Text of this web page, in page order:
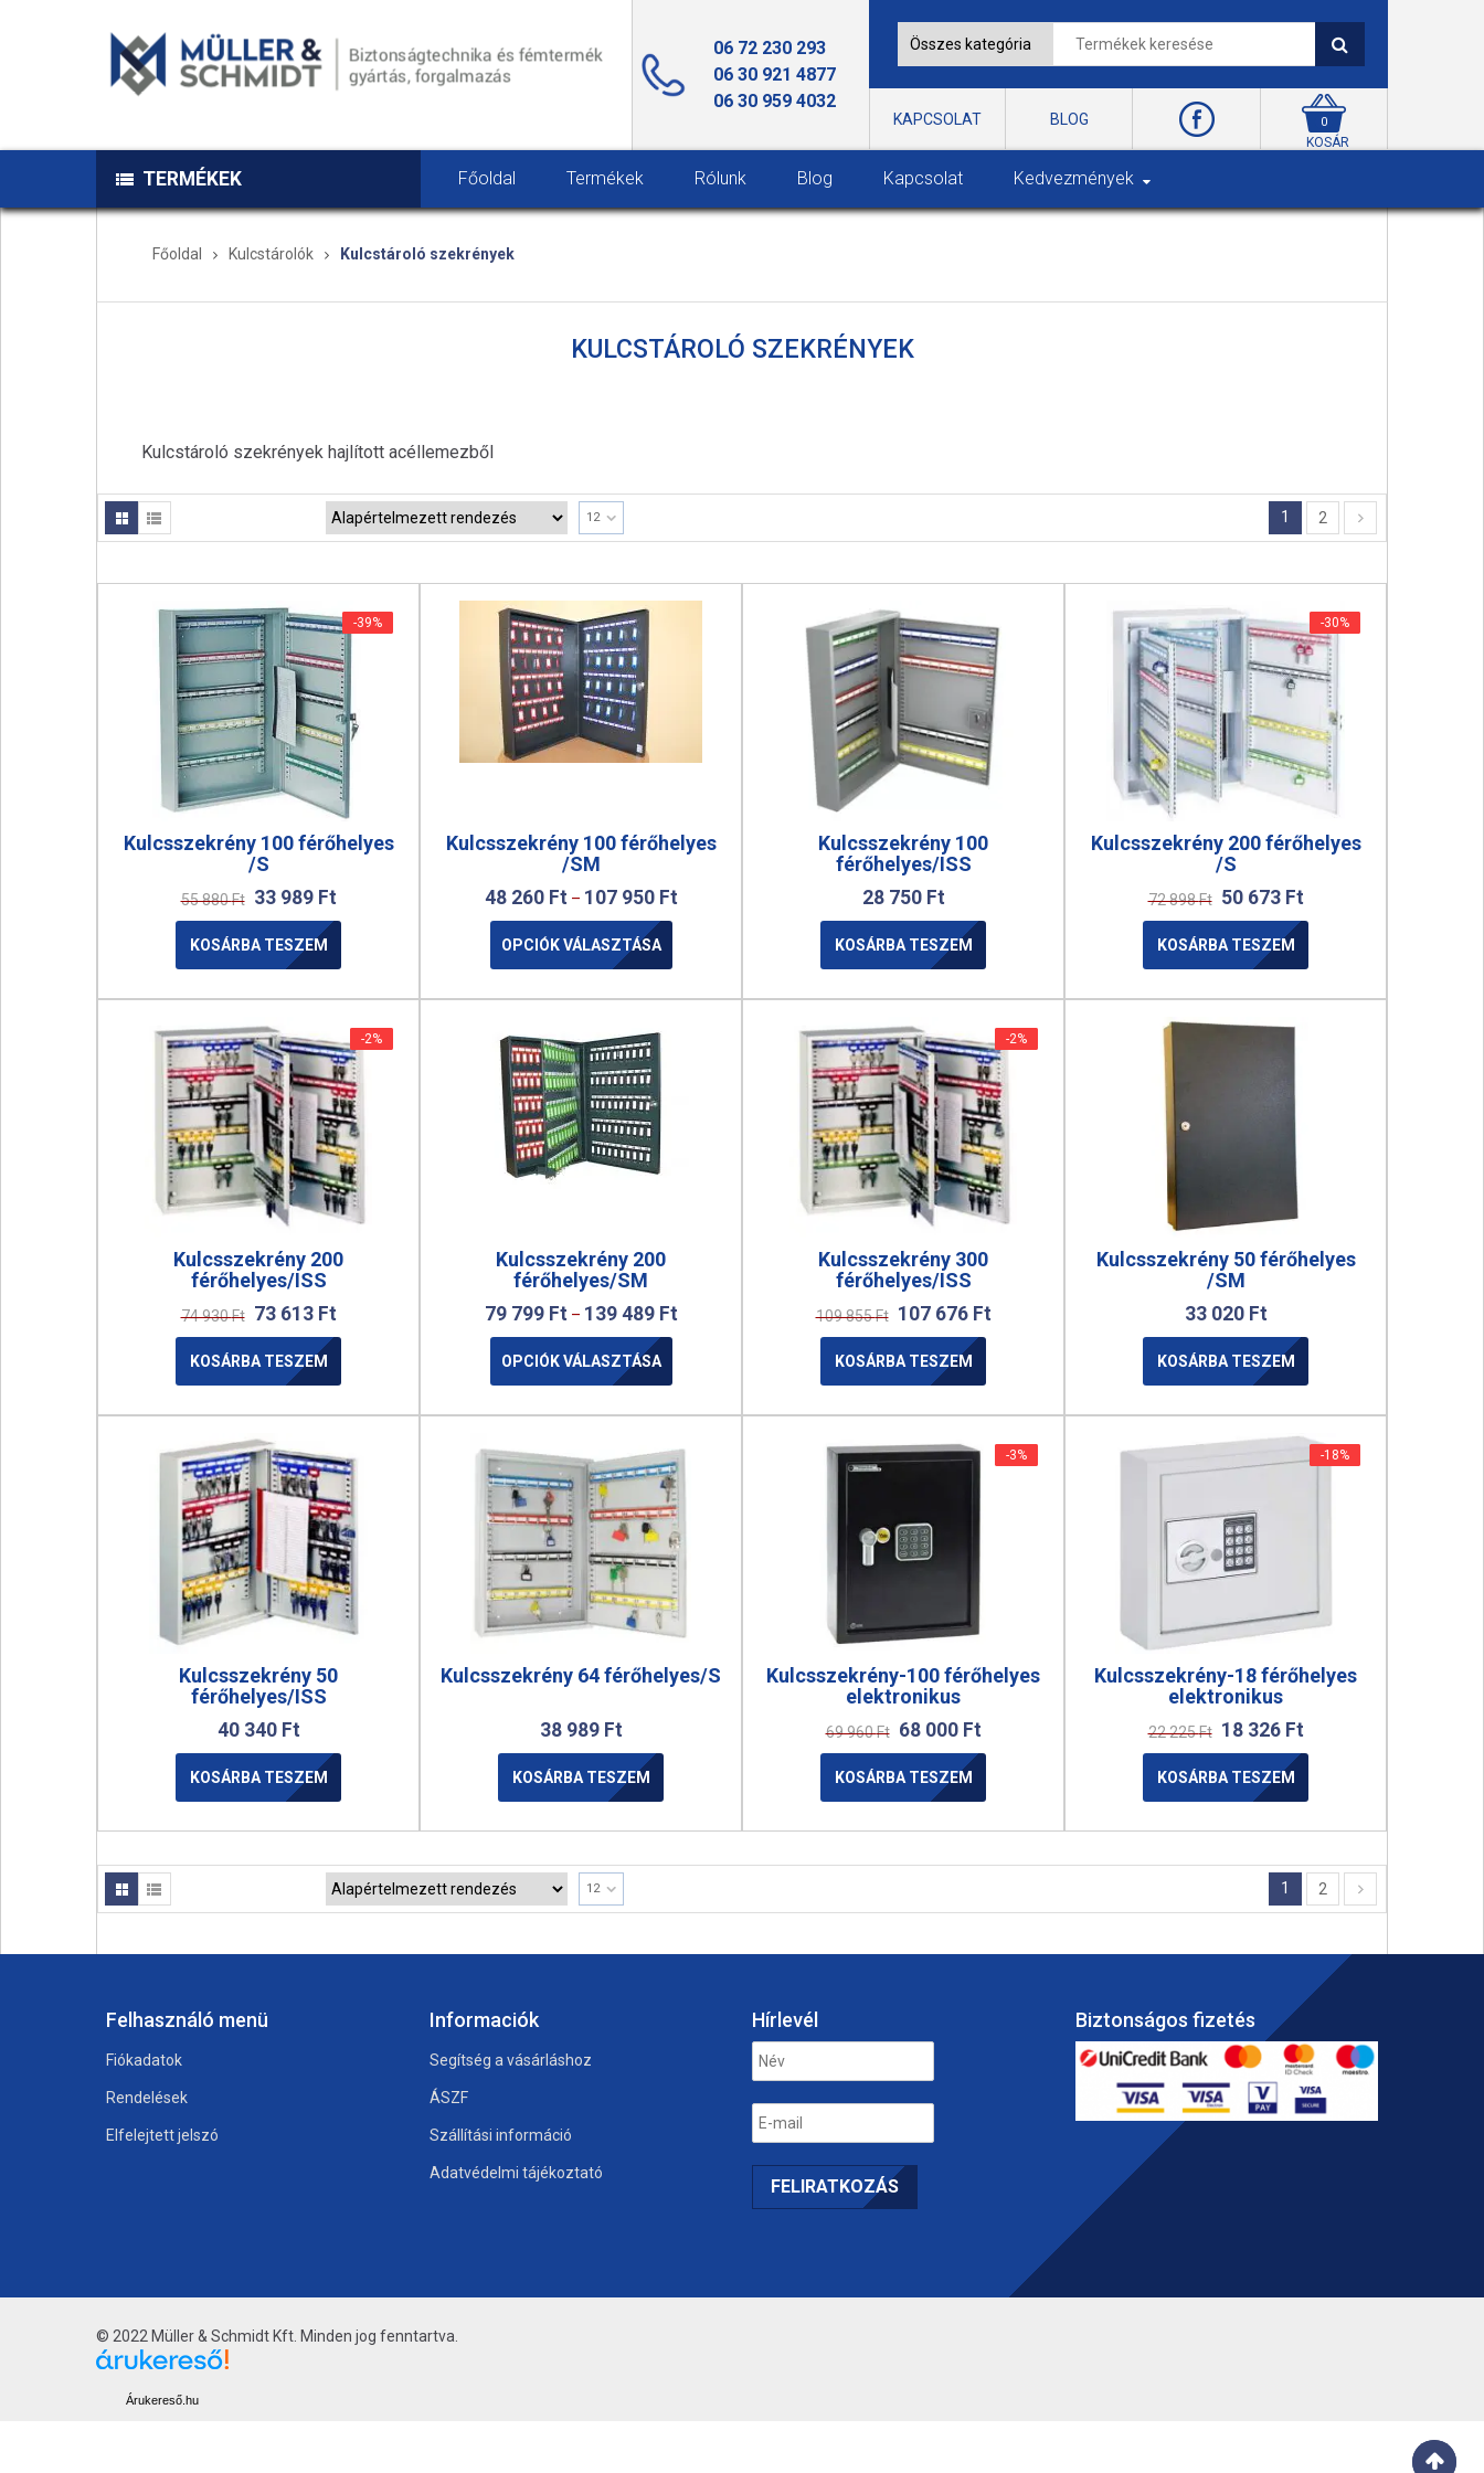
06 72 230 293
06 30 921 4877
06 30 959 4032
KAPCSOLAT BLOG 0
KOSÁR
TERMÉKEK Főoldal Termékek Rólunk Blog Kapcsolat Kedvezmények
Főoldal Kulcstárolók Kulcstároló szekrények
KULCSTÁROLÓ SZEKRÉNYEK
Kulcstároló szekrények hajlított acéllemezből
12 1 2
-39%
-39%
Kulcsszekrény 100 férőhelyes
/S
55 880Ft 33 989 Ft
KOSÁRBA TESZEM
Kulcsszekrény 100 férőhelyes
/SM
48 260 Ft – 107 950 Ft
OPCIÓK VÁLASZTÁSA
Kulcsszekrény 100
férőhelyes/ISS
28 750 Ft
KOSÁRBA TESZEM
-30%
-30%
Kulcsszekrény 200 férőhelyes
/S
72 898Ft 50 673 Ft
KOSÁRBA TESZEM
-2%
-2%
Kulcsszekrény 200
férőhelyes/ISS
74 930Ft 73 613 Ft
KOSÁRBA TESZEM
Kulcsszekrény 200
férőhelyes/SM
79 799 Ft – 139 489 Ft
OPCIÓK VÁLASZTÁSA
-2%
-2%
Kulcsszekrény 300
férőhelyes/ISS
109 855Ft 107 676 Ft
KOSÁRBA TESZEM
Kulcsszekrény 50 férőhelyes
/SM
33 020 Ft
KOSÁRBA TESZEM
Kulcsszekrény 50
férőhelyes/ISS
40 340 Ft
KOSÁRBA TESZEM
Kulcsszekrény 64 férőhelyes/S
38 989 Ft
KOSÁRBA TESZEM
-3%
-3%
Kulcsszekrény-100 férőhelyes
elektronikus
69 960Ft 68 000 Ft
KOSÁRBA TESZEM
-18%
-18%
Kulcsszekrény-18 férőhelyes
elektronikus
22 225Ft 18 326 Ft
KOSÁRBA TESZEM
12 1 2
Felhasználó menü
Fiókadatok
Rendelések
Elfelejtett jelszó
Informaciók
Segítség a vásárláshoz
ÁSZF
Szállítási információ
Adatvédelmi tájékoztató
Hírlevél Biztonságos fizetés
© 2022 Müller & Schmidt Kft. Minden jog fenntartva.
Árukereső.hu